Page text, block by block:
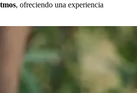
, ofreciendo una experiencia